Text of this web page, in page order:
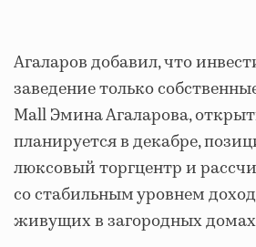
Агаларов добавил, что
заведение только
Mall Эмина Агаларова,
планируется в декабре,
люксовый торгцентр и
со стабильным уровнем
живущих в загородных